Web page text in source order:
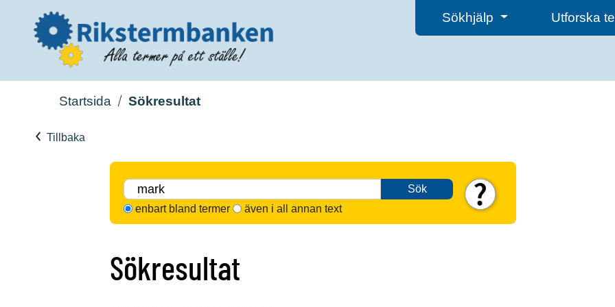
Sökhjälp Utforska
Startsida Sökresultat
Tillbaka
Sök
enbart bland termer
även i all annan text
Sökresultat